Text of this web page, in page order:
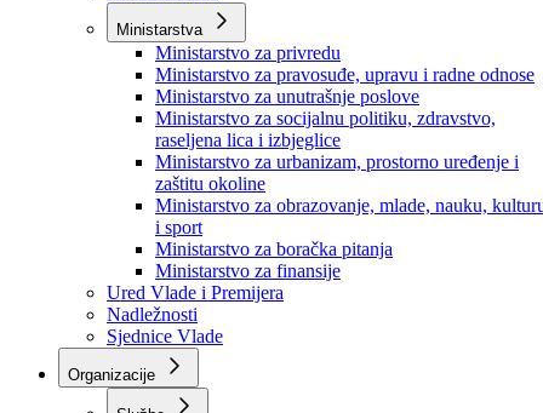
Vlada BPK Goražde
Premijer
Članovi Vlade
Ministarstva
Ministarstvo za privredu
Ministarstvo za pravosuđe, upravu i radne odnose
Ministarstvo za unutrašnje poslove
Ministarstvo za socijalnu politiku, zdravstvo,
raseljena lica i izbjeglice
Ministarstvo za urbanizam, prostorno uređenje i
zaštitu okoline
Ministarstvo za obrazovanje, mlade, nauku,
i sport
Ministarstvo za boračka pitanja
Ministarstvo za finansije
Ured Vlade i Premijera
Nadležnosti
Sjednice Vlade